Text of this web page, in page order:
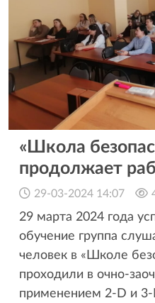
«Школа
продолжает
29-03-2024 14:07
29 марта 2024 года
обучение группа
человек в «Школе
проходили в очно-
применением 2-D и 3-